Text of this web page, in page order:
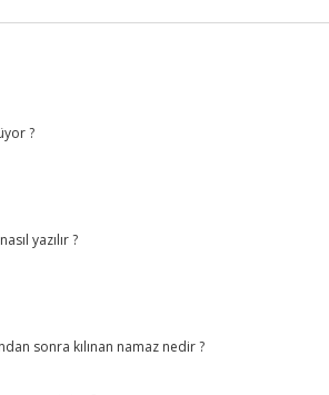
?
yazılır ?
sonra kılınan namaz nedir ?